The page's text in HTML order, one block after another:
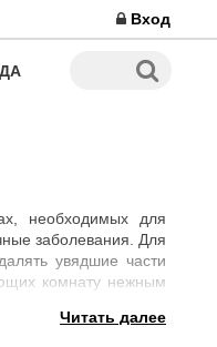
Вход
необходимых для
заболевания. Для
увядшие части
комнату нежным
Читать далее